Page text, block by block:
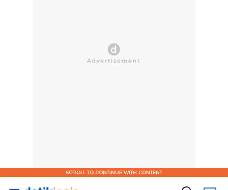
SCROLL TO CONTINUE WITH CONTENT